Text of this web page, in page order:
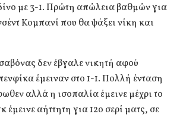
με 3-1. Πρώτη απώλεια βαθμών για
Κομπανί που θα ψάξει νίκη και
δεν έβγαλε νικητή αφού
έμειναν στο 1-1. Πολλή ένταση
αλλά η ισοπαλία έμεινε μέχρι το
έμεινε αήττητη για 12ο σερί ματς, σε